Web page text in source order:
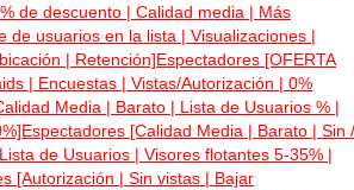
de descuento | Calidad media | Más
de usuarios en la lista | Visualizaciones |
| Retención]Espectadores [OFERTA
| Encuestas | Vistas/Autorización | 0%
Media | Barato | Lista de Usuarios % |
Espectadores [Calidad Media | Barato | Sin /
de Usuarios | Visores flotantes 5-35% |
[Autorización | Sin vistas | Bajar